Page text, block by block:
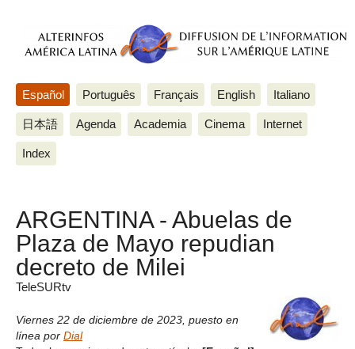
Español Português Français English Italiano
日本語 Agenda Academia Cinema Internet
Index
ARGENTINA - Abuelas de
Plaza de Mayo repudian
decreto de Milei
TeleSURtv
Viernes 22 de diciembre de 2023 puesto en
línea por Dial